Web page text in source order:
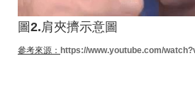
圖2.肩夾擠示意圖
參考來源： https://www.youtube.com/